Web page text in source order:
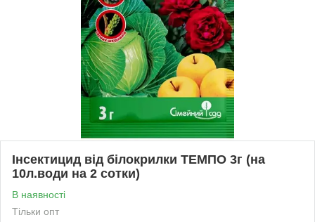
Інсектицид від білокрилки ТЕМПО 3г (на
10л.води на 2 сотки)
В наявності
Тільки опт